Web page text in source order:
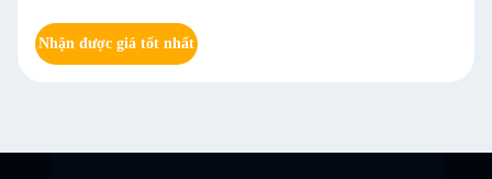
Nhận được giá tốt nhất